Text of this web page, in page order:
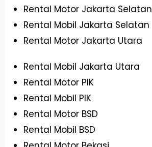
Rental Motor Jakarta Selatan
Rental Mobil Jakarta Selatan
Rental Motor Jakarta Utara
Rental Mobil Jakarta Utara
Rental Motor PIK
Rental Mobil PIK
Rental Motor BSD
Rental Mobil BSD